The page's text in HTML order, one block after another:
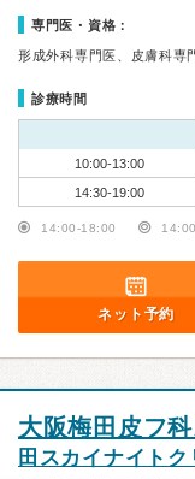
専門医・資格：
形成外科専門医、皮膚科専
診療時間
10:00-13:00
14:30-19:00
14:00-18:00
ネット予約
大阪梅田皮フ
田スカイナイトク